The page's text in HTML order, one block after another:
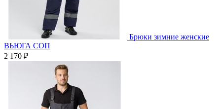
Брюки зимние женские
ВЬЮГА СОП
2 170 ₽